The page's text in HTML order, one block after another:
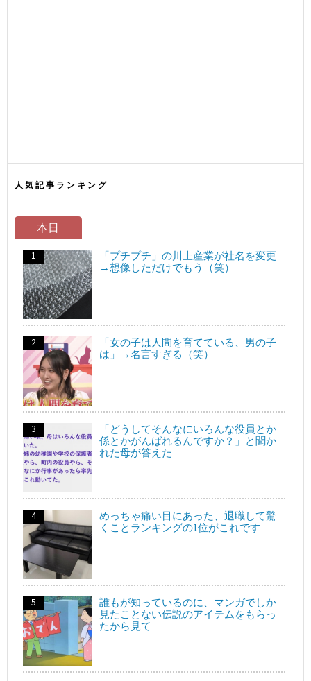
人気記事ランキング
本日
「プチプチ」の川上産業が社名を変更
→想像しただけでもう（笑）
「女の子は人間を育てている、男の子
は」→名言すぎる（笑）
「どうしてそんなにいろんな役員とか
係とかがんばれるんですか？」と聞か
れた母が答えた
めっちゃ痛い目にあった、退職して驚
くことランキングの1位がこれです
誰もが知っているのに、マンガでしか
見たことない伝説のアイテムをもらっ
たから見て